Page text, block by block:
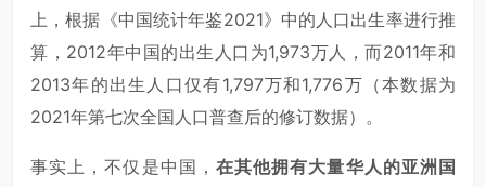
上，根据《中国统计年鉴2021》中的人口出生率进行推
算，2012年中国的出生人口为1,973万人，而2011年和
2013年的出生人口仅有1,797万和1,776万（本数据为
2021年第七次全国人口普查后的修订数据）。
事实上，不仅是中国， 在其他拥有大量华人的亚洲国